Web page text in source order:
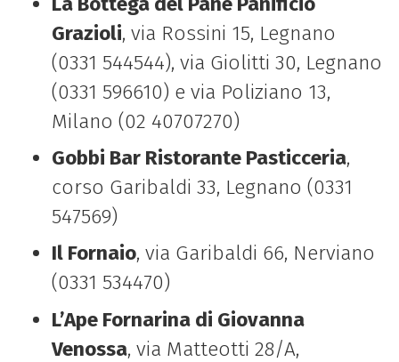
Grazioli, via Rossini 15, Legnano
(0331 544544), via Giolitti 30, Legnano
(0331 596610) e via Poliziano 13,
Milano (02 40707270)
Gobbi Bar Ristorante Pasticceria,
corso Garibaldi 33, Legnano (0331
547569)
Il Fornaio, via Garibaldi 66, Nerviano
(0331 534470)
L’Ape Fornarina di Giovanna
Venossa, via Matteotti 28/A,